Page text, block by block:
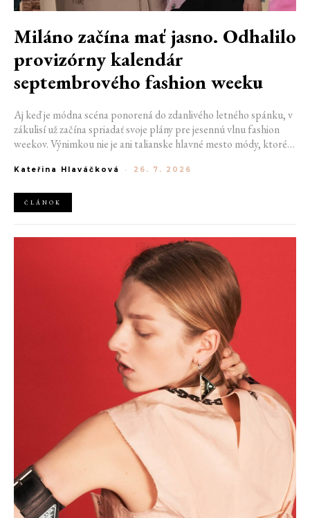
Miláno začína mať jasno. Odhalilo
provizórny kalendár
septembrového fashion weeku
Aj keď je módna scéna ponorená do zdanlivého letného spánku, v
zákulisí už začína spriadať svoje plány pre jesennú vlnu fashion
weekov. Výnimkou nie je ani talianske hlavné mesto módy, ktoré
od 22. do 28. septembra privíta tradičné mená, pozornosť však
značky Moschino.
Kateřina Hlaváčková - 26. 7. 2026
ČLÁNOK